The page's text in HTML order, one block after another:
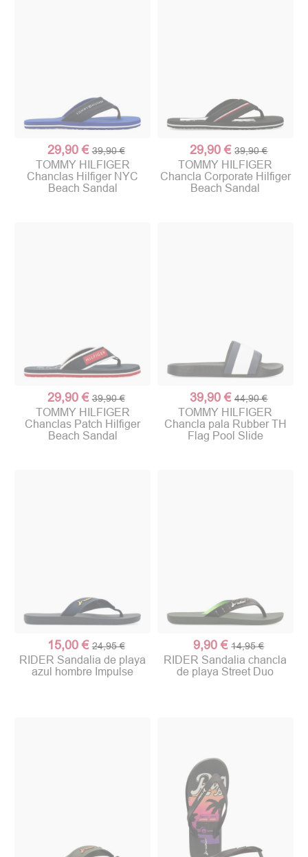
29,90 € 39,90 €
TOMMY HILFIGER
Chanclas Hilfiger NYC
Beach Sandal
29,90 € 39,90 €
TOMMY HILFIGER
Chancla Corporate Hilfiger
Beach Sandal
29,90 € 39,90 €
TOMMY HILFIGER
Chanclas Patch Hilfiger
Beach Sandal
39,90 € 44,90 €
TOMMY HILFIGER
Chancla pala Rubber TH
Flag Pool Slide
15,00 € 24,95 €
RIDER Sandalia de playa
azul hombre Impulse
9,90 € 14,95 €
RIDER Sandalia chancla
de playa Street Duo